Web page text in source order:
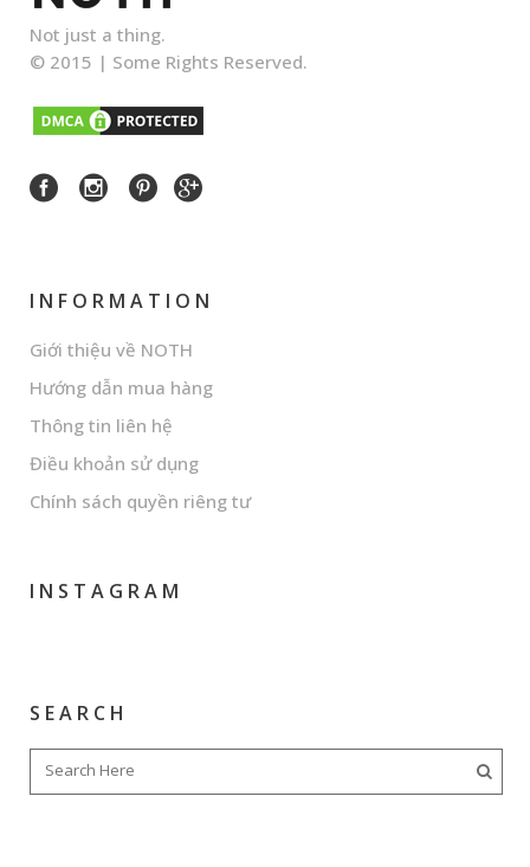
Not just a thing.
© 2015 | Some Rights Reserved.
INFORMATION
Giới thiệu về NOTH
Hướng dẫn mua hàng
Thông tin liên hệ
Điều khoản sử dụng
Chính sách quyền riêng tư
INSTAGRAM
SEARCH